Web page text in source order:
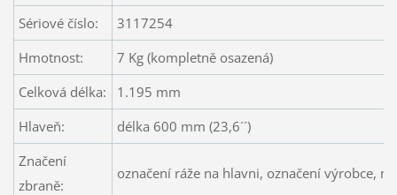
Sériové číslo:
3117254
Hmotnost:
7 Kg (kompletně osazená)
Celková délka:
1.195 mm
Hlaveň:
délka 600 mm (23,6´´)
Značení
zbraně:
označení ráže na hlavni, označení výrobce,